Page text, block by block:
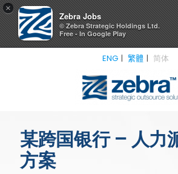
×
Zebra Jobs
© Zebra Strategic Holdings Ltd.
Free - In Google Play
ENG 繁體 简体
某跨国银行 – 人力
方案